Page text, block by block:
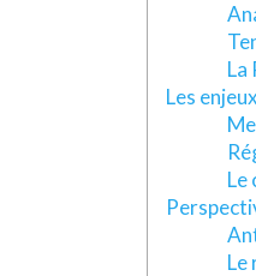
La
Les
Le
Le